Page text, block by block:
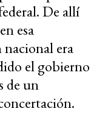
De allí
esa
era
el gobierno
de un